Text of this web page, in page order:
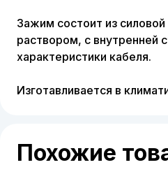
Зажим состоит из
раствором, с внутренней
характеристики кабеля.
Изготавливается в
Похожие